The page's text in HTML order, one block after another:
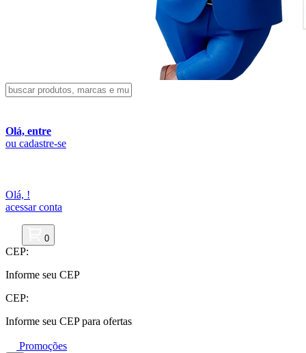
Olá, entre
ou cadastre-se
Olá, !
acessar conta
0
CEP:
Informe seu CEP
CEP:
Informe seu CEP para ofertas
Promoções